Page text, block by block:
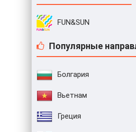
FUN&SUN
Популярные
Болгария
Вьетнам
Греция